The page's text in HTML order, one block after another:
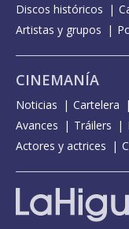
Discos históricos
Artistas y grupos
CINEMANÍA
Noticias Cartelera
Avances
Tráilers
Actores y actrices